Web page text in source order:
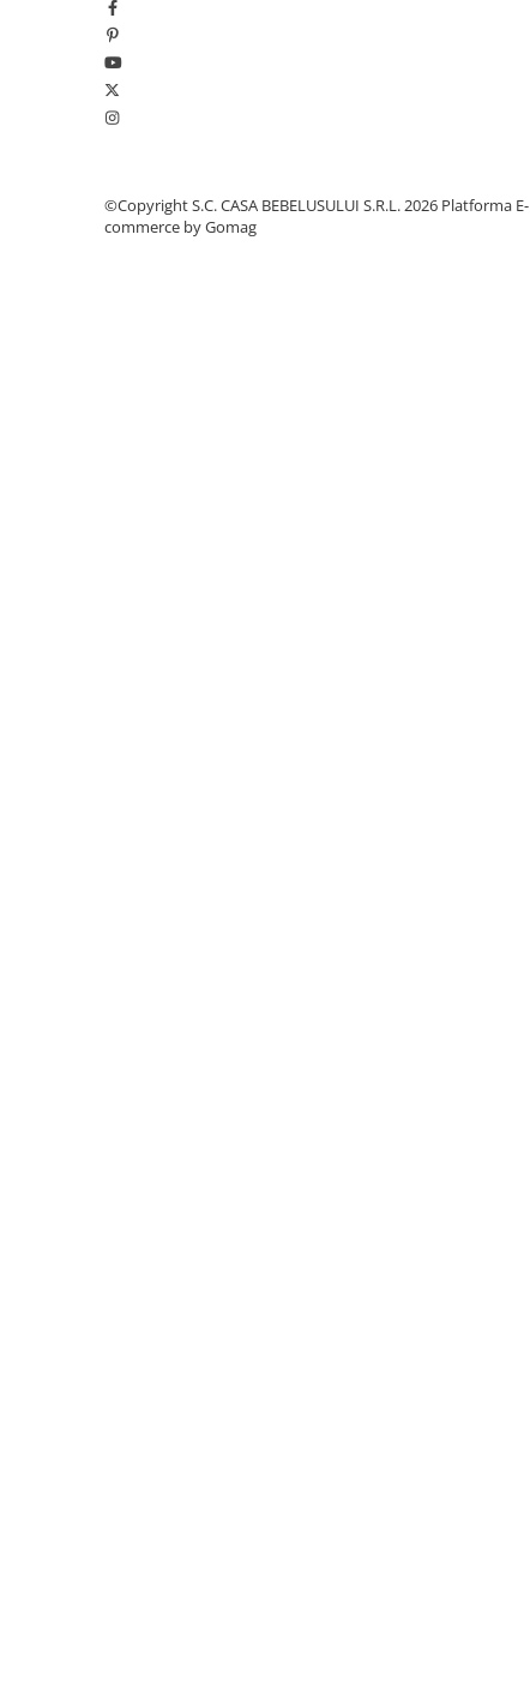
Paturici bebe
Perne, pilote si pozitionatoare
Saltele copii
Aparate aerosoli, aspiratoare
nazale si accesorii
©Copyright S.C. CASA BEBELUSULUI S.R.L. 2026 Platforma E-
commerce by Gomag